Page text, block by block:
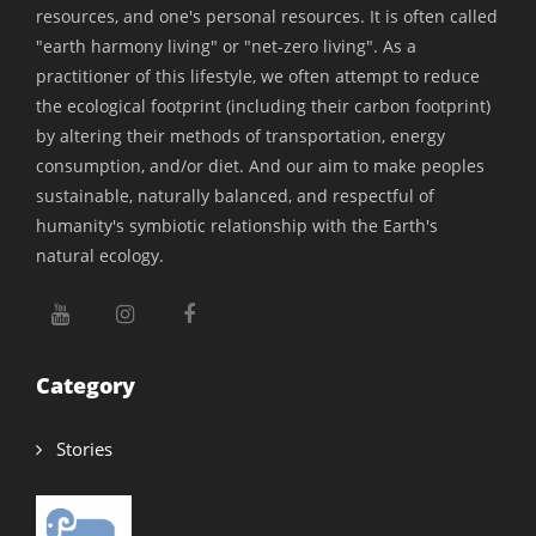
மிகவும் பாராட்டுக்குரியது.
பின்குறிப்பு - இதில் பதிவிட்ட தகவல்கள் அணைத்தும்
இணையத்தளத்தில் இருந்து சேகரிக்கப்பட்டவை. இனி
வரும் காலங்களில் காணொலிகளுக்காக
இத்தகவல்களை ஆய்வுக்கு உட்படுத்தும் போது
குறிப்புகளில் மாற்றங்கள் வரலாம் என்பதை தெரிவித்துக்
கொள்கிறோம்.
Innovator’s Address:
ROPE Production Centre,
Madurai District – 625 234.
Cell:9360597884
resources, and one's personal resources. It is often called
"earth harmony living" or "net-zero living". As a
practitioner of this lifestyle, we often attempt to reduce
the ecological footprint (including their carbon footprint)
by altering their methods of transportation, energy
consumption, and/or diet. And our aim to make peoples
sustainable, naturally balanced, and respectful of
humanity's symbiotic relationship with the Earth's
natural ecology.
Category
Stories